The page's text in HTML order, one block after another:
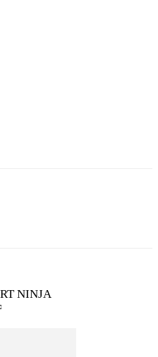
NINJA